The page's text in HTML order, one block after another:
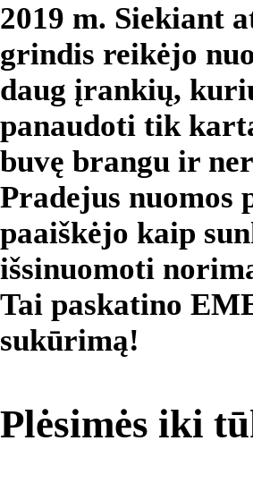
2019 m. Siekiant
grindis reikėjo
daug įrankių,
panaudoti tik
buvę brangu ir
Pradejus nuomos
paaiškėjo kaip
išsinuomoti
Tai paskatino
sukūrimą!
Plėsimės iki